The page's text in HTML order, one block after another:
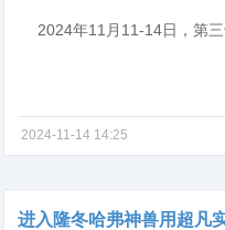
2024-11-14 14:25
进入隆冬哈弗神兽用超凡